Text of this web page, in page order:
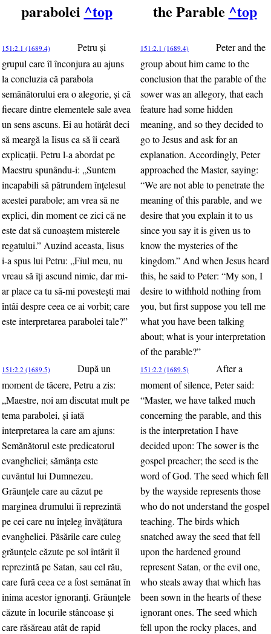
parabolei ^top
the Parable ^top
151:2.1 (1689.4)
Petru şi
grupul care îl înconjura au ajuns
la concluzia că parabola
semănătorului era o alegorie, şi că
fiecare dintre elementele sale avea
un sens ascuns. Ei au hotărât deci
să meargă la Iisus ca să îi ceară
explicaţii. Petru l-a abordat pe
Maestru spunându-i: „Suntem
incapabili să pătrundem înţelesul
acestei parabole; am vrea să ne
explici, din moment ce zici că ne
este dat să cunoaştem misterele
regatului.” Auzind aceasta, Iisus
i-a spus lui Petru: „Fiul meu, nu
vreau să îţi ascund nimic, dar mi-
ar place ca tu să-mi povesteşti mai
întâi despre ceea ce ai vorbit; care
este interpretarea parabolei tale?”
151:2.1 (1689.4)
Peter and the
group about him came to the
conclusion that the parable of the
sower was an allegory, that each
feature had some hidden
meaning, and so they decided to
go to Jesus and ask for an
explanation. Accordingly, Peter
approached the Master, saying:
“We are not able to penetrate the
meaning of this parable, and we
desire that you explain it to us
since you say it is given us to
know the mysteries of the
kingdom.” And when Jesus heard
this, he said to Peter: “My son, I
desire to withhold nothing from
you, but first suppose you tell me
what you have been talking
about; what is your interpretation
of the parable?”
151:2.2 (1689.5)
După un
moment de tăcere, Petru a zis:
„Maestre, noi am discutat mult pe
tema parabolei, şi iată
interpretarea la care am ajuns:
Semănătorul este predicatorul
evangheliei; sămânţa este
cuvântul lui Dumnezeu.
Grăunţele care au căzut pe
marginea drumului îi reprezintă
pe cei care nu înţeleg învăţătura
evangheliei. Păsările care culeg
grăunţele căzute pe sol întărit îl
reprezintă pe Satan, sau cel rău,
care fură ceea ce a fost semănat în
inima acestor ignoranţi. Grăunţele
căzute în locurile stâncoase şi
care răsăreau atât de rapid
151:2.2 (1689.5)
After a
moment of silence, Peter said:
“Master, we have talked much
concerning the parable, and this
is the interpretation I have
decided upon: The sower is the
gospel preacher; the seed is the
word of God. The seed which fell
by the wayside represents those
who do not understand the gospel
teaching. The birds which
snatched away the seed that fell
upon the hardened ground
represent Satan, or the evil one,
who steals away that which has
been sown in the hearts of these
ignorant ones. The seed which
fell upon the rocky places, and